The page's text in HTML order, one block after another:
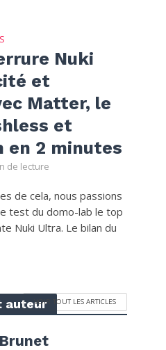
Nuki
et
Matter, le
et
en 2 minutes
de lecture
de cela, nous passions
test du domo-lab le top
Nuki Ultra. Le bilan du
auteurVOIR TOUT LES ARTICLES